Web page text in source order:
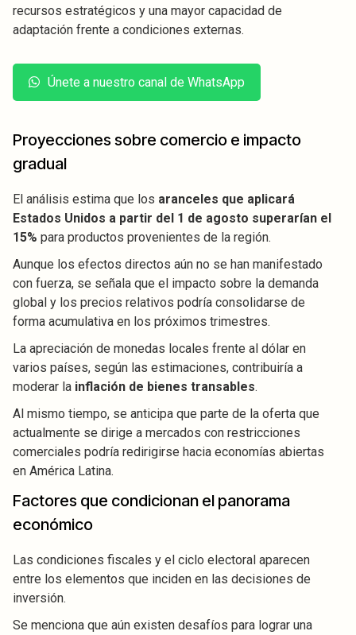
recursos estratégicos y una mayor capacidad de
adaptación frente a condiciones externas.
Únete a nuestro canal de WhatsApp
Proyecciones sobre comercio e impacto
gradual
El análisis estima que los aranceles que aplicará
Estados Unidos a partir del 1 de agosto superarían el
15% para productos provenientes de la región.
Aunque los efectos directos aún no se han manifestado
con fuerza, se señala que el impacto sobre la demanda
global y los precios relativos podría consolidarse de
forma acumulativa en los próximos trimestres.
La apreciación de monedas locales frente al dólar en
varios países, según las estimaciones, contribuiría a
moderar la inflación de bienes transables.
Al mismo tiempo, se anticipa que parte de la oferta que
actualmente se dirige a mercados con restricciones
comerciales podría redirigirse hacia economías abiertas
en América Latina.
Factores que condicionan el panorama
económico
Las condiciones fiscales y el ciclo electoral aparecen
entre los elementos que inciden en las decisiones de
inversión.
Se menciona que aún existen desafíos para lograr una